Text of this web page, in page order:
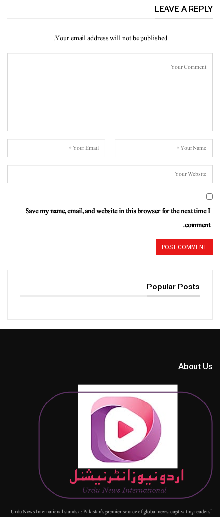
LEAVE A REPLY
Your email address will not be published.
Save my name, email, and website in this browser for the next time I
comment.
Popular Posts
About Us
"Urdu News International stands as Pakistan's premier source of global news, captivating readers